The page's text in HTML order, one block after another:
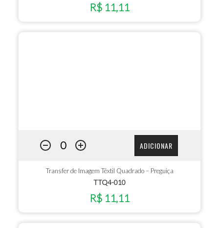
R$ 11,11
ADICIONAR
Transfer de Imagem Têxtil Quadrado – Preguiça
TTQ4-010
R$ 11,11